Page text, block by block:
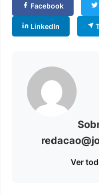
Facebook
LinkedIn
Ver